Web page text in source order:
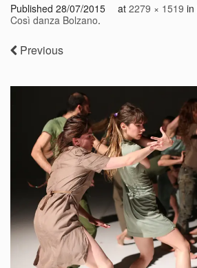
Published 28/07/2015 at 2279 × 1519 in
Così danza Bolzano.
Previous